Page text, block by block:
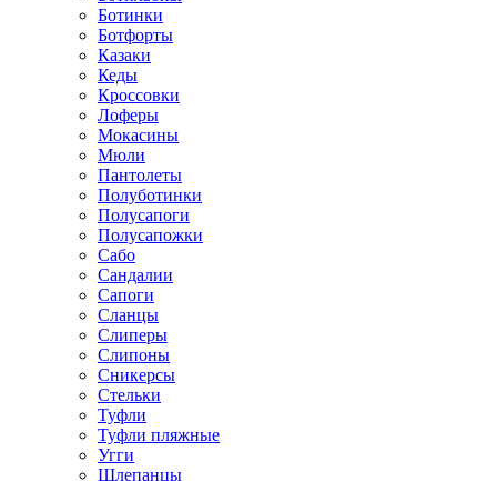
Ботинки
Ботфорты
Казаки
Кеды
Кроссовки
Лоферы
Мокасины
Мюли
Пантолеты
Полуботинки
Полусапоги
Полусапожки
Сабо
Сандалии
Сапоги
Сланцы
Слиперы
Слипоны
Сникерсы
Стельки
Туфли
Туфли пляжные
Угги
Шлепанцы